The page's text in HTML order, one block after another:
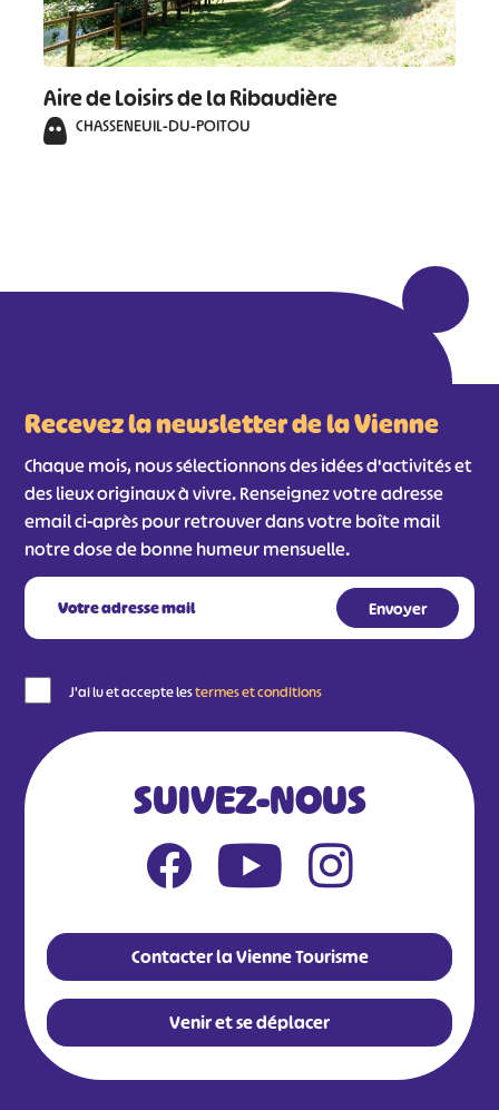
Aire de Loisirs de la Ribaudière
CHASSENEUIL-DU-POITOU
Recevez la newsletter de la Vienne
Chaque mois, nous sélectionnons des idées d'activités et
des lieux originaux à vivre. Renseignez votre adresse
email ci-après pour retrouver dans votre boîte mail
notre dose de bonne humeur mensuelle.
J'ai lu et accepte lestermes et conditions
SUIVEZ-NOUS
Contacter la Vienne Tourisme
Venir et se déplacer